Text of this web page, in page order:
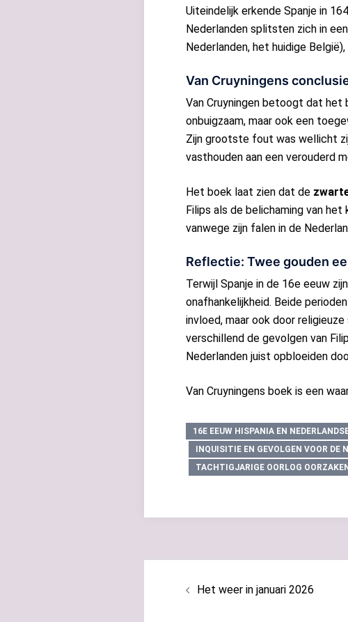
Uiteindelijk erkende Spanje in
Nederlanden splitsten zich in
Nederlanden, het huidige
Van Cruyningens
Van Cruyningen betoogt dat het
onbuigzaam, maar ook een
Zijn grootste fout was wellicht
vasthouden aan een verouderd
Het boek laat zien dat de
Filips als de belichaming van
vanwege zijn falen in de
Reflectie: Twee gouden
Terwijl Spanje in de 16e eeuw zijn
onafhankelijkheid. Beide
invloed, maar ook door
verschillend de gevolgen van
Nederlanden juist opbloeiden
Van Cruyningens boek is een
16E EEUW HISPANIA EN
INQUISITIE EN GEVOLGEN VOOR DE
TACHTIGJARIGE OORLOG
navigatieHet weer in januari 2026